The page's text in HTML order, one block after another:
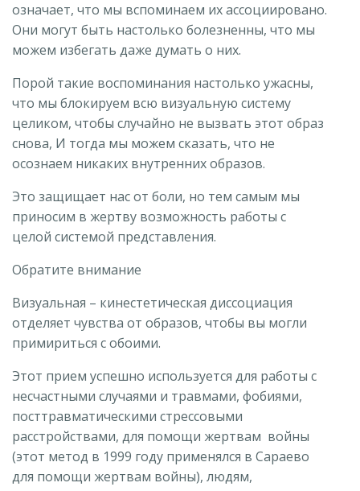
означает, что мы вспоминаем их ассоциировано.
Они могут быть настолько болезненны, что мы
можем избегать даже думать о них.
Порой такие воспоминания настолько ужасны,
что мы блокируем всю визуальную систему
целиком, чтобы случайно не вызвать этот образ
снова, И тогда мы можем сказать, что не
осознаем никаких внутренних образов.
Это защищает нас от боли, но тем самым мы
приносим в жертву возможность работы с
целой системой представления.
Обратите внимание
Визуальная – кинестетическая диссоциация
отделяет чувства от образов, чтобы вы могли
примириться с обоими.
Этот прием успешно используется для работы с
несчастными случаями и травмами, фобиями,
посттравматическими стрессовыми
расстройствами, для помощи жертвам войны
(этот метод в 1999 году применялся в Сараево
для помощи жертвам войны), людям,